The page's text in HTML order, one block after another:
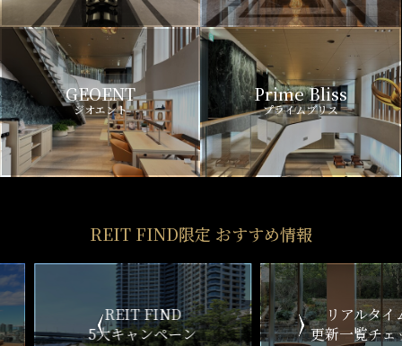
GEOENT
ジオエント
Prime Bliss
プライムブリス
REIT FIND限定 おすすめ情報
ン
リアルタイム
更新一覧チェック
新